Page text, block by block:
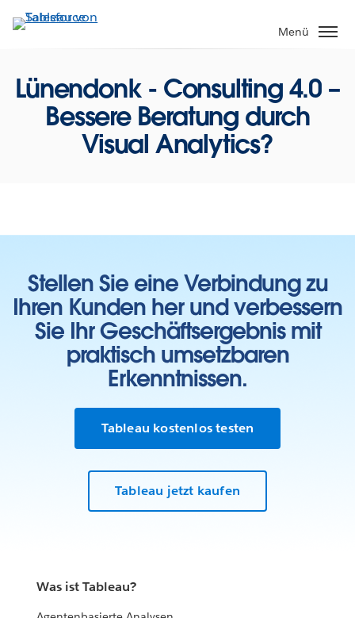
Direkt
zum
Menü
Lünendonk - Consulting 4.0 –
Bessere Beratung durch
Visual Analytics?
Stellen Sie eine Verbindung zu
Ihren Kunden her und verbessern
Sie Ihr Geschäftsergebnis mit
praktisch umsetzbaren
Erkenntnissen.
Tableau kostenlos testen
Tableau jetzt kaufen
Was ist Tableau?